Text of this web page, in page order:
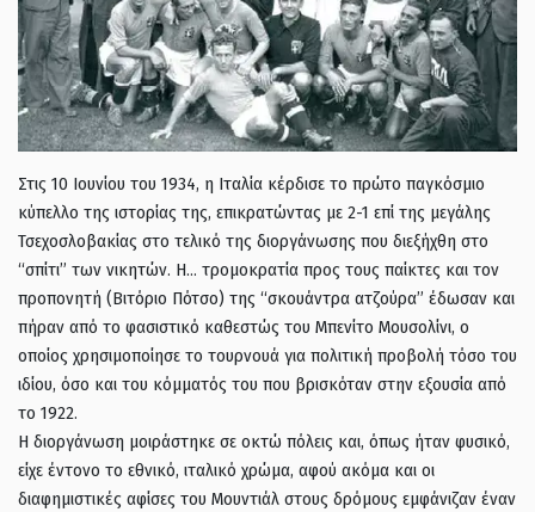
Στις 10 Ιουνίου του 1934, η Ιταλία κέρδισε το πρώτο παγκόσμιο
κύπελλο της ιστορίας της, επικρατώντας με 2-1 επί της μεγάλης
Τσεχοσλοβακίας στο τελικό της διοργάνωσης που διεξήχθη στο
“σπίτι” των νικητών. Η… τρομοκρατία προς τους παίκτες και τον
προπονητή (Βιτόριο Πότσο) της “σκουάντρα ατζούρα” έδωσαν και
πήραν από το φασιστικό καθεστώς του Μπενίτο Μουσολίνι, ο
οποίος χρησιμοποίησε το τουρνουά για πολιτική προβολή τόσο του
ιδίου, όσο και του κόμματός του που βρισκόταν στην εξουσία από
το 1922.
Η διοργάνωση μοιράστηκε σε οκτώ πόλεις και, όπως ήταν φυσικό,
είχε έντονο το εθνικό, ιταλικό χρώμα, αφού ακόμα και οι
διαφημιστικές αφίσες του Μουντιάλ στους δρόμους εμφάνιζαν έναν